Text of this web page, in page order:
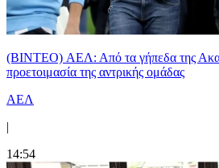
(BINTEO) ΑΕΛ: Από τα γήπεδα της
προετοιμασία της αντρικής ομάδας
ΑΕΛ
|
14:54